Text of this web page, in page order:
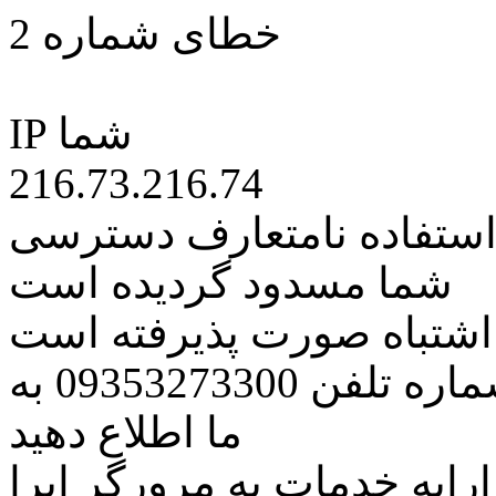
خطای شماره 2
IP شما
216.73.216.74
نامتعارف دسترسی
شما مسدود گردیده است
اشتباه صورت پذیرفته است
مراتب این مسئله را از طریق شماره تلفن 09353273300 به
ما اطلاع دهید
خدمات به مرورگر اپرا